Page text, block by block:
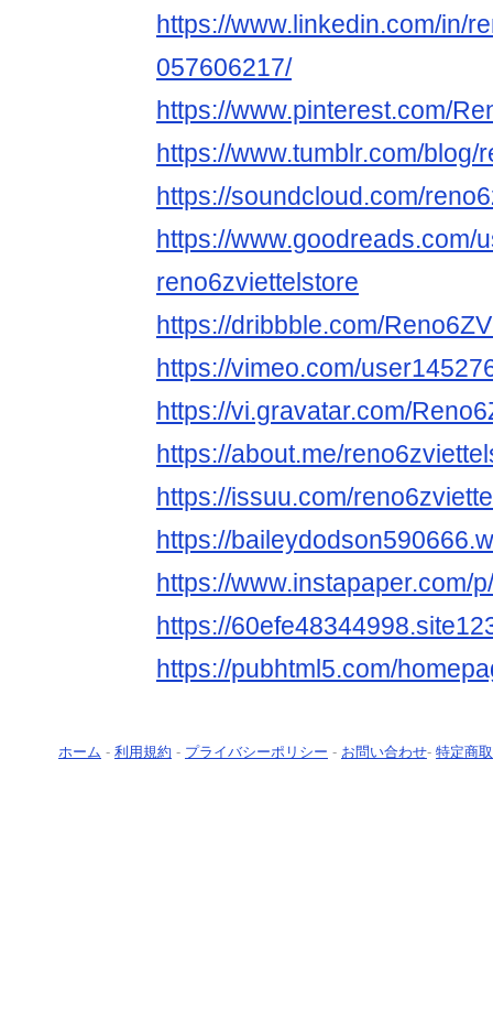
https://www.linkedin.com/in/
057606217/
https://www.pinterest.com/
https://www.tumblr.com/blog/
https://soundcloud.com/
https://www.goodreads.com/
reno6zviettelstore
https://dribbble.com/
https://vimeo.com/
https://vi.gravatar.com/
https://about.me/
https://issuu.com/
https://
https://www.instapaper.com/
https://
https://pubhtml5.com/
ホーム - 利用規約 - プライバシーポリシー - お問い合わせ- 特定商